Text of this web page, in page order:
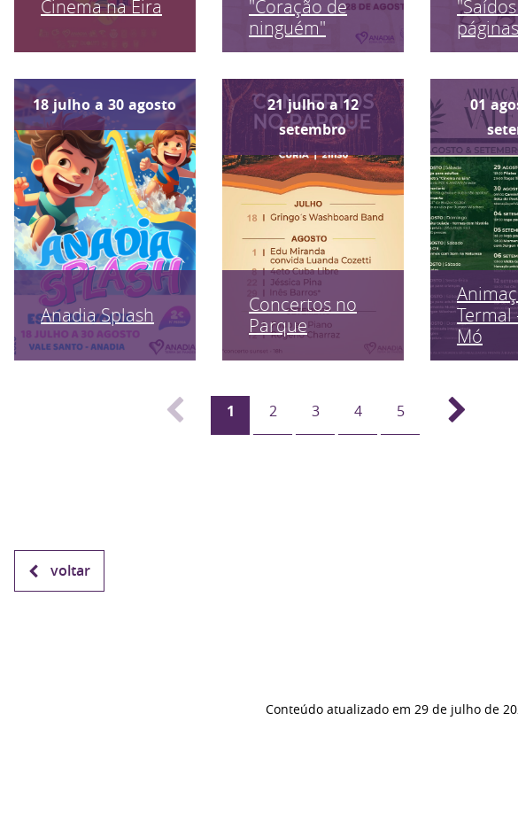
Cinema na Eira
"Coração de
ninguém"
18 julho a 30 agosto
Anadia Splash
21 julho a 12
setembro
Concertos no
Parque
01
Termal
Mó
1 2 3 4 5
voltar
Conteúdo atualizado em 29 de julho de